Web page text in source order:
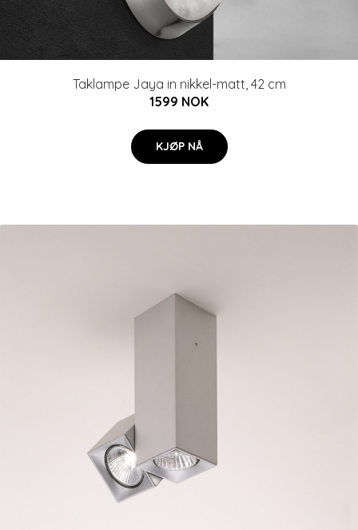
Taklampe Jaya in nikkel-matt, 42 cm
1599 NOK
KJØP NÅ